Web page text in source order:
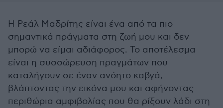
Η Ρεάλ Μαδρίτης είναι ένα από τα πιο
σημαντικά πράγματα στη ζωή μου και δεν
μπορώ να είμαι αδιάφορος. Το αποτέλεσμα
είναι η συσσώρευση πραγμάτων που
καταλήγουν σε έναν ανόητο καβγά,
βλάπτοντας την εικόνα μου και αφήνοντας
περιθώρια αμφιβολίας που θα ρίξουν λάδι στη